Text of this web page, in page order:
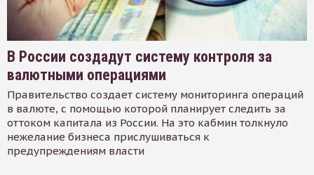
В России создадут систему контроля за
валютными операциями
Правительство создает систему мониторинга операций
в валюте, с помощью которой планирует следить за
оттоком капитала из России. На это кабмин толкнуло
нежелание бизнеса прислушиваться к
предупреждениям власти